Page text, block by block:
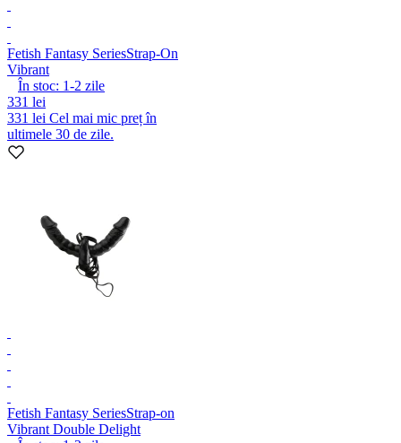
Fetish Fantasy SeriesStrap-On
Vibrant
În stoc: 1-2 zile
331 lei
331 lei Cel mai mic preț în
ultimele 30 de zile.
Fetish Fantasy SeriesStrap-on
Vibrant Double Delight